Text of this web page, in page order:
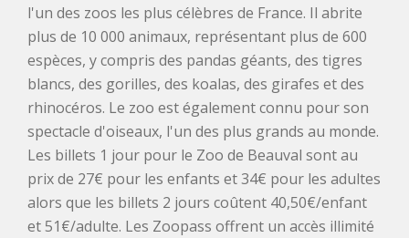
JARDINS
ÊTRE ACTIVITÉS
INSOLITE
PASS
TOURISTIQUES
GROUPE,
CE,
SCOLAIRE
l'un des zoos les plus célèbres de France. Il abrite
plus de 10 000 animaux, représentant plus de 600
espèces, y compris des pandas géants, des tigres
blancs, des gorilles, des koalas, des girafes et des
rhinocéros. Le zoo est également connu pour son
spectacle d'oiseaux, l'un des plus grands au monde.
Les billets 1 jour pour le Zoo de Beauval sont au
prix de 27€ pour les enfants et 34€ pour les adultes
alors que les billets 2 jours coûtent 40,50€/enfant
et 51€/adulte. Les Zoopass offrent un accès illimité